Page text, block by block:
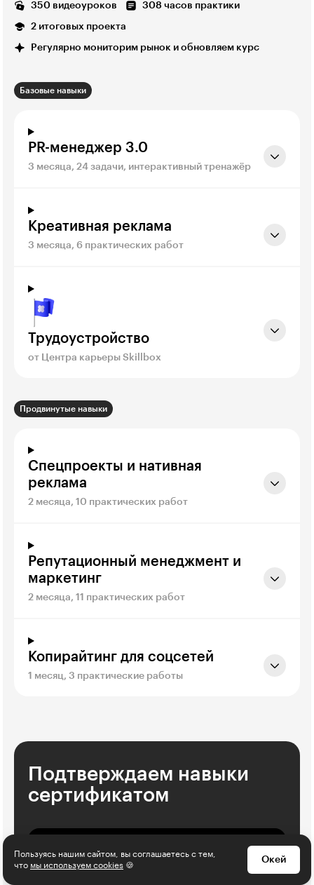
350 видеоуроков 308 часов практики
2 итоговых проекта
Регулярно мониторим рынок и обновляем курс
Базовые навыки
PR-менеджер 3.0
3 месяца, 24 задачи, интерактивный тренажёр
Креативная реклама
3 месяца, 6 практических работ
Трудоустройство
от Центра карьеры Skillbox
Продвинутые навыки
Спецпроекты и нативная
реклама
2 месяца, 10 практических работ
Репутационный менеджмент и
маркетинг
2 месяца, 11 практических работ
Копирайтинг для соцсетей
1 месяц, 3 практические работы
Подтверждаем навыки
сертификатом
Пользуясь нашим сайтом, вы соглашаетесь с тем,
что мы используем cookies 🍪
Окей